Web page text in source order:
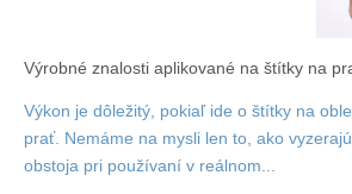
Výrobné znalosti aplikované na štítky na
Výkon je dôležitý, pokiaľ ide o štítky na
prať. Nemáme na mysli len to, ako
obstoja pri používaní v reálnom...